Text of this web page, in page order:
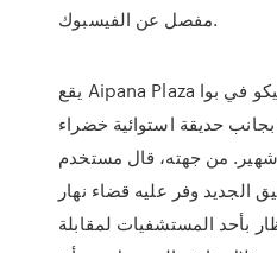
مفصل عن الفيسبوك.
يقع Aipana Plaza أمام ساحة سنترو سيفيكو في بوا
حديقة استوائية خضراء
شهير. من جهته، قال مستخدم
الجديد وفر عليه قضاء نهار
بأحد المستشفيات لمقابلة